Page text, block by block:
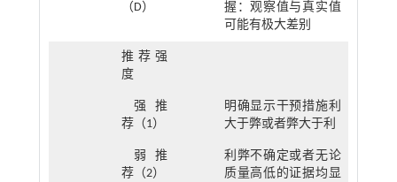
（D）
握：观察值与真实值
可能有极大差别
推荐强
度
强推
荐（1）
明确显示干预措施利
大于弊或者弊大于利
弱推
荐（2）
利弊不确定或者无论
质量高低的证据均显